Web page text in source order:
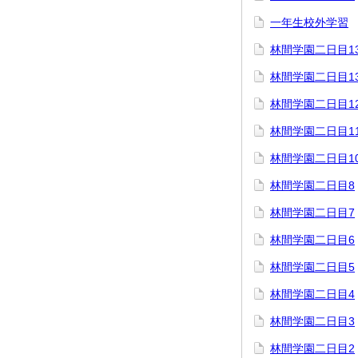
一年生校外学習
林間学園二日目
林間学園二日目
林間学園二日目
林間学園二日目11
林間学園二日目
林間学園二日目8
林間学園二日目7
林間学園二日目6
林間学園二日目5
林間学園二日目4
林間学園二日目3
林間学園二日目2